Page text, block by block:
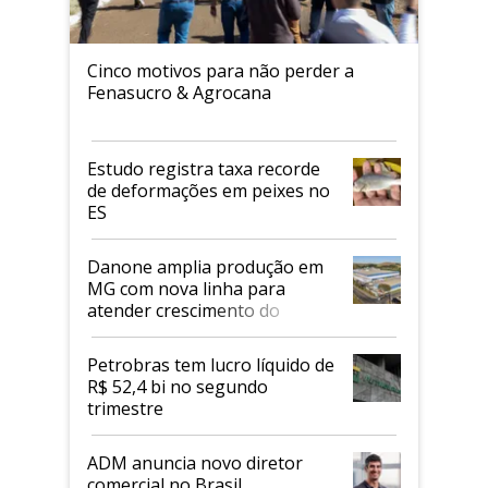
Cinco motivos para não perder a
Fenasucro & Agrocana
Estudo registra taxa recorde
de deformações em peixes no
ES
Danone amplia produção em
MG com nova linha para
atender crescimento do
mercado de alimentos
proteicos
Petrobras tem lucro líquido de
R$ 52,4 bi no segundo
trimestre
ADM anuncia novo diretor